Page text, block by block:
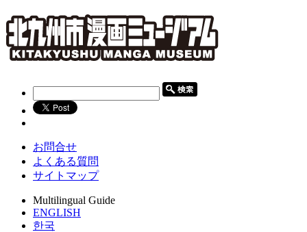
お問合せ
よくある質問
サイトマップ
Multilingual Guide
ENGLISH
한국